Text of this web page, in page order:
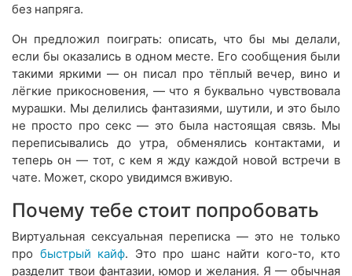
без напряга.
Он предложил поиграть: описать, что бы мы делали,
если бы оказались в одном месте. Его сообщения были
такими яркими — он писал про тёплый вечер, вино и
лёгкие прикосновения, — что я буквально чувствовала
мурашки. Мы делились фантазиями, шутили, и это было
не просто про секс — это была настоящая связь. Мы
переписывались до утра, обменялись контактами, и
теперь он — тот, с кем я жду каждой новой встречи в
чате. Может, скоро увидимся вживую.
Почему тебе стоит попробовать
Виртуальная сексуальная переписка — это не только
про быстрый кайф. Это про шанс найти кого-то, кто
разделит твои фантазии, юмор и желания. Я — обычная